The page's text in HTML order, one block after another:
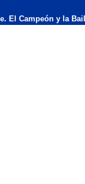
El Campeón y la